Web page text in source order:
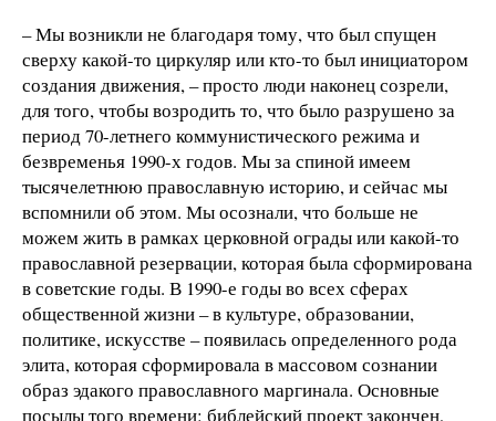
– Мы возникли не благодаря тому, что был спущен
сверху какой-то циркуляр или кто-то был инициатором
создания движения, – просто люди наконец созрели,
для того, чтобы возродить то, что было разрушено за
период 70-летнего коммунистического режима и
безвременья 1990-х годов. Мы за спиной имеем
тысячелетнюю православную историю, и сейчас мы
вспомнили об этом. Мы осознали, что больше не
можем жить в рамках церковной ограды или какой-то
православной резервации, которая была сформирована
в советские годы. В 1990-е годы во всех сферах
общественной жизни – в культуре, образовании,
политике, искусстве – появилась определенного рода
элита, которая сформировала в массовом сознании
образ эдакого православного маргинала. Основные
посылы того времени: библейский проект закончен,